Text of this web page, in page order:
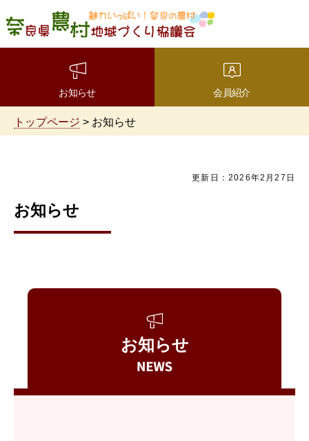
魅力いっぱい！奈良の農
村 奈良県農村地域づくり
お知らせ 会員紹介
トップページ > お知らせ
更新日：2026年2月27日
お知らせ
お知らせ